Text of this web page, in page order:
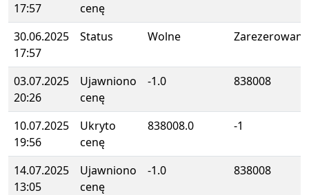
17:57
cenę
30.06.2025
17:57
Status Wolne Zarezerowane
03.07.2025
20:26
Ujawniono
cenę
-1.0 838008
10.07.2025
19:56
Ukryto
cenę
838008.0 -1
14.07.2025
13:05
Ujawniono
cenę
-1.0 838008